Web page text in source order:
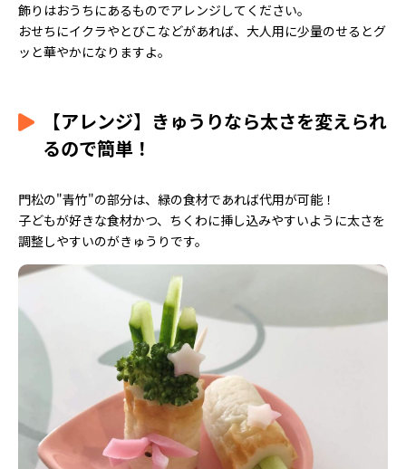
飾りはおうちにあるものでアレンジしてください。
おせちにイクラやとびこなどがあれば、大人用に少量のせるとグ
ッと華やかになりますよ。
【アレンジ】きゅうりなら太さを変えられ
るので簡単！
門松の"青竹"の部分は、緑の食材であれば代用が可能！
子どもが好きな食材かつ、ちくわに挿し込みやすいように太さを
調整しやすいのがきゅうりです。